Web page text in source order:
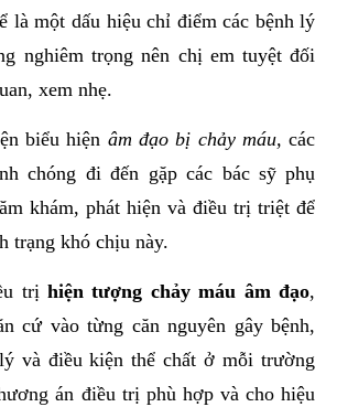
là một dấu hiệu chỉ điểm các bệnh lý
nghiêm trọng nên chị em tuyệt đối
xem nhẹ.
biểu hiện âm đạo bị chảy máu, các
chóng đi đến gặp các bác sỹ phụ
khám, phát hiện và điều trị triệt để
trạng khó chịu này.
trị hiện tượng chảy máu âm đạo,
cứ vào từng căn nguyên gây bệnh,
và điều kiện thể chất ở mỗi trường
án điều trị phù hợp và cho hiệu